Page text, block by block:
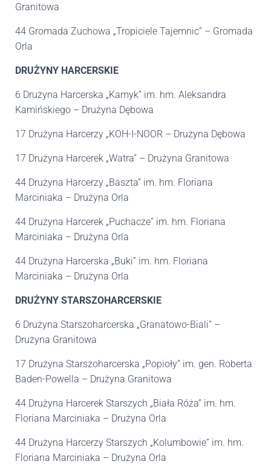
Granitowa
44 Gromada Zuchowa „Tropiciele Tajemnic” – Gromada
Orla
DRUŻYNY HARCERSKIE
6 Drużyna Harcerska „Kamyk” im. hm. Aleksandra
Kamińskiego – Drużyna Dębowa
17 Drużyna Harcerzy „KOH-I-NOOR – Drużyna Dębowa
17 Drużyna Harcerek „Watra” – Drużyna Granitowa
44 Drużyna Harcerzy „Baszta” im. hm. Floriana
Marciniaka – Drużyna Orla
44 Drużyna Harcerek „Puchacze” im. hm. Floriana
Marciniaka – Drużyna Orla
44 Drużyna Harcerska „Buki” im. hm. Floriana
Marciniaka – Drużyna Orla
DRUŻYNY STARSZOHARCERSKIE
6 Drużyna Starszoharcerska „Granatowo-Biali” –
Drużyna Granitowa
17 Drużyna Starszoharcerska „Popioły” im. gen. Roberta
Baden-Powella – Drużyna Granitowa
44 Drużyna Harcerek Starszych „Biała Róża” im. hm.
Floriana Marciniaka – Drużyna Orla
44 Drużyna Harcerzy Starszych „Kolumbowie” im. hm.
Floriana Marciniaka – Drużyna Orla